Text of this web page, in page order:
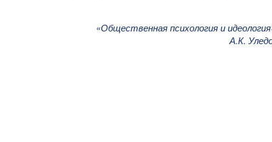
«Общественная психология и
А.К.